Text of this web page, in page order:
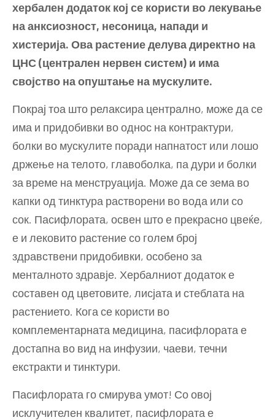
хербален додаток кој се користи во лекување
на анксиозност, несоница, напади и
хистерија. Ова растение делува директно на
ЦНС (централен нервен систем) и има
својство на опуштање на мускулите.
Покрај тоа што релаксира централно, може да се
има и придобивки во однос на контрактури,
болки во мускулите поради напнатост или лошо
држење на телото, главоболка, па дури и болки
за време на менструација. Може да се зема во
капки од тинктура растворени во вода или со
сок. Пасифлората, освен што е прекрасно цвеќе,
е и лековито растение со голем број
здравствени придобивки, особено за
менталното здравје. Хербалниот додаток е
составен од цветовите, лисјата и стеблата на
растението. Кога се користи во
комплементарната медицина, пасифлората е
достапна во вид на инфузии, чаеви, течни
екстракти и тинктури.
Пасифлората го смирува умот! Со овој
исклучителен квалитет, пасифлората е